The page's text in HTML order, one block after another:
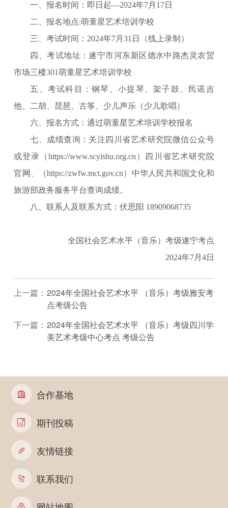
一、报名时间：即日起—2024年7月17日
二、报名地点:萌童星艺术培训学校
三、考试时间：2024年7月31日（线上录制）
四、考试地址：遂宁市河东新区德水中路杰灵农贸
市场三楼301萌童星艺术培训学校
五、考试科目：钢琴、小提琴、架子鼓、民谣吉
他、二胡、琵琶、古筝、少儿声乐（少儿歌唱）
六、报名方式：通过萌童星艺术培训学校报名
七、成绩查询：关注四川省艺术研究院微信公众号
或登录（https://www.scyishu.org.cn）四川省艺术研究院
官网、（https://zwfw.mct.gov.cn）中华人民共和国文化和
旅游部政务服务平台查询成绩。
八、联系人及联系方式：伏思阳 18909068735
全国社会艺术水平（音乐）考级遂宁考点
2024年7月4日
上一篇： 2024年全国社会艺术水平 （音乐）考级雅安考
点考级公告
下一篇： 2024年全国社会艺术水平 （音乐）考级四川学
美艺术考级中心考点 考级公告
 合作基地
 期刊投稿
 友情链接
 联系我们